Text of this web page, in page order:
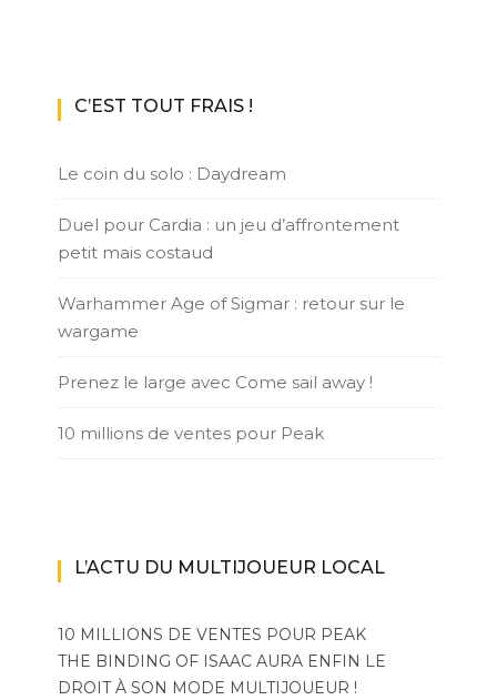
C’EST TOUT FRAIS !
Le coin du solo : Daydream
Duel pour Cardia : un jeu d’affrontement
petit mais costaud
Warhammer Age of Sigmar : retour sur le
wargame
Prenez le large avec Come sail away !
10 millions de ventes pour Peak
L’ACTU DU MULTIJOUEUR LOCAL
10 MILLIONS DE VENTES POUR PEAK
THE BINDING OF ISAAC AURA ENFIN LE
DROIT À SON MODE MULTIJOUEUR !